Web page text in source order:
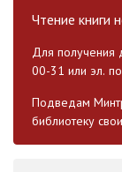
Чтение книги
Для получения
00-31 или эл.
Подведам
библиотеку